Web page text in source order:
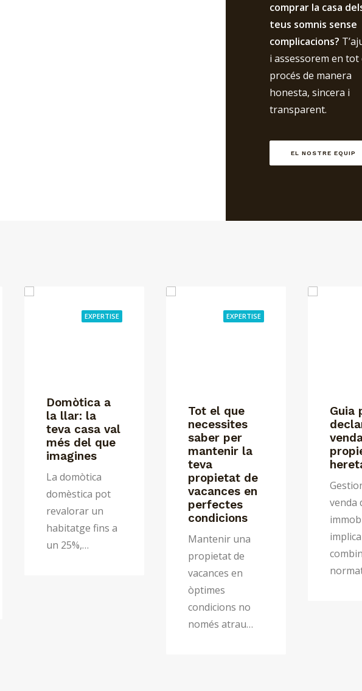
comprar la casa
teus somnis sense
complicacions?
i assessorem en tot
procés de manera
honesta, sincera i
transparent.
EL NOSTRE EQUIP
EXPERTISE
Domòtica a
la llar: la
teva casa val
més del que
imagines
La domòtica
domèstica pot
revalorar un
habitatge fins a
un 25%,…
EXPERTISE
Tot el que
necessites
saber per
mantenir la
teva
propietat de
vacances en
perfectes
condicions
Mantenir una
propietat de
vacances en
òptimes
condicions no
només atrau…
Guia
venda
implica